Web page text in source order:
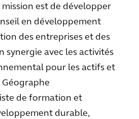
mission est de développer
en développement
des entreprises et des
synergie avec les activités
pour les actifs et
de formation et
durable,